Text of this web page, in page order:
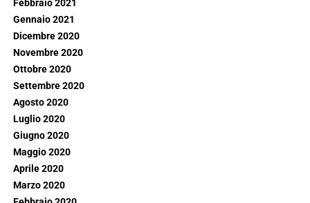
Febbraio 2021
Gennaio 2021
Dicembre 2020
Novembre 2020
Ottobre 2020
Settembre 2020
Agosto 2020
Luglio 2020
Giugno 2020
Maggio 2020
Aprile 2020
Marzo 2020